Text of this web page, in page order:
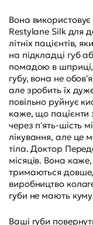
Вона
Restylane Silk для
літніх пацієнтів,
на підкладці губ
помадою в шприці,
губу, вона не
але зробить їх
повільно руйнує
каже, що пацієнти
через п'ять-шість
лікування, але це
тіла. Доктор
місяців. Вона
тримаються
виробництво
губи не мають
Ваші губи